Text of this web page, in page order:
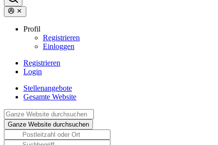
Profil
Registrieren
Einloggen
Registrieren
Login
Stellenangebote
Gesamte Website